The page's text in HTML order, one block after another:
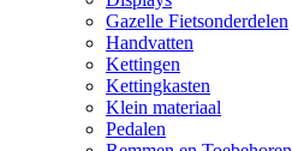
Gazelle Fietsonderdelen
Handvatten
Kettingen
Kettingkasten
Klein materiaal
Pedalen